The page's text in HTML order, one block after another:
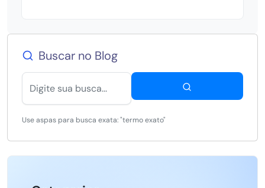
Buscar no Blog
Use aspas para busca exata: "termo exato"